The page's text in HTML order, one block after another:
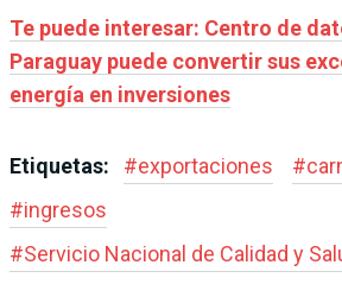
Te puede interesar: Centro de
Paraguay puede convertir sus
energía en inversiones
Etiquetas: #exportaciones #
#ingresos
#Servicio Nacional de Calidad y